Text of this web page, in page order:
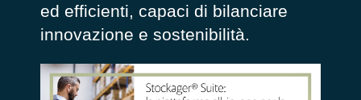
ed efficienti, capaci di bilanciare
innovazione e sostenibilità.